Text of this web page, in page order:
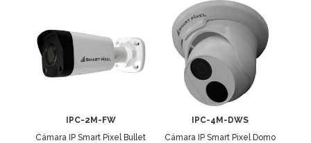
IPC-2M-FW
Cámara IP Smart Pixel Bullet
IPC-4M-DWS
Cámara IP Smart Pixel Domo